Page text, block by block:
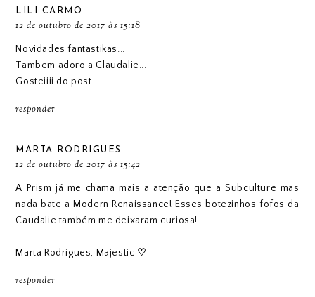
LILI CARMO
12 de outubro de 2017 às 15:18
Novidades fantastikas...
Tambem adoro a Claudalie...
Gosteiiii do post
responder
MARTA RODRIGUES
12 de outubro de 2017 às 15:42
A Prism já me chama mais a atenção que a Subculture mas
nada bate a Modern Renaissance! Esses botezinhos fofos da
Caudalie também me deixaram curiosa!
Marta Rodrigues, Majestic ♡
responder